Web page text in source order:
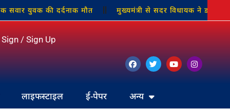
की दर्दनाक मौत मुख्यमंत्री से सदर विधायक ने डाला बस्ती
Sign / Sign Up
लाइफस्टाइल ई-पेपर अन्य